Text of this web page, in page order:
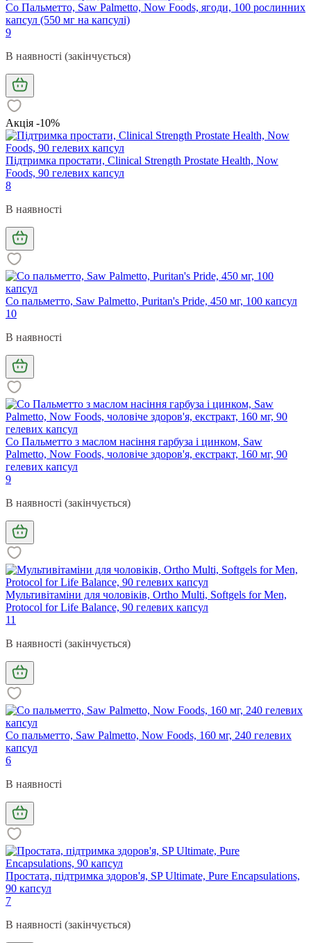
Со Пальметто, Saw Palmetto, Now Foods, ягоди, 100 рослинних
капсул (550 мг на капсулі)
9
В наявності (закінчується)
Акція -10%
Підтримка простати, Clinical Strength Prostate Health, Now
Foods, 90 гелевих капсул
8
В наявності
Со пальметто, Saw Palmetto, Puritan's Pride, 450 мг, 100 капсул
10
В наявності
Со Пальметто з маслом насіння гарбуза і цинком, Saw
Palmetto, Now Foods, чоловіче здоров'я, екстракт, 160 мг, 90
гелевих капсул
9
В наявності (закінчується)
Мультивітаміни для чоловіків, Ortho Multi, Softgels for Men,
Protocol for Life Balance, 90 гелевих капсул
11
В наявності (закінчується)
Со пальметто, Saw Palmetto, Now Foods, 160 мг, 240 гелевих
капсул
6
В наявності
Простата, підтримка здоров'я, SP Ultimate, Pure Encapsulations,
90 капсул
7
В наявності (закінчується)